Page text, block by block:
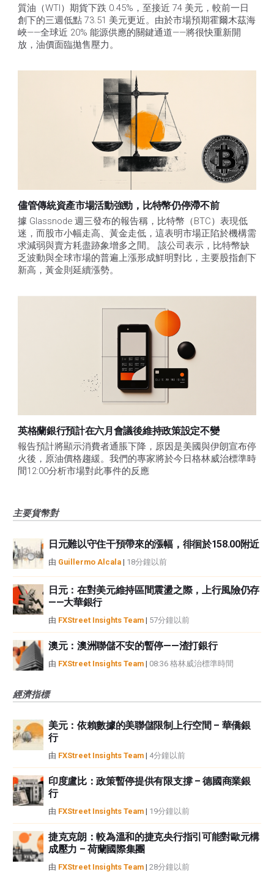
質油（WTI）期貨下跌 0.45%，至接近 74 美元，較前一日
創下的三週低點 73.51 美元更近。由於市場預期霍爾木茲海
峽——全球近 20% 能源供應的關鍵通道——將很快重新開
放，油價面臨拋售壓力。
儘管傳統資產市場活動強勁，比特幣仍停滯不前
據 Glassnode 週三發布的報告稱，比特幣（BTC）表現低
迷，而股市小幅走高、黃金走低，這表明市場正陷於機構需
求減弱與賣方耗盡跡象增多之間。 該公司表示，比特幣缺
乏波動與全球市場的普遍上漲形成鮮明對比，主要股指創下
新高，黃金則延續漲勢。
英格蘭銀行預計在六月會議後維持政策設定不變
報告預計將顯示消費者通脹下降，原因是美國與伊朗宣布停
火後，原油價格趨緩。我們的專家將於今日格林威治標準時
間12:00分析市場對此事件的反應
主要貨幣對
日元難以守住干預帶來的漲幅，徘徊於158.00附近
由 Guillermo Alcala | 18分鐘以前
日元：在對美元維持區間震盪之際，上行風險仍存
——大華銀行
由 FXStreet Insights Team | 57分鐘以前
澳元：澳洲聯儲不安的暫停——渣打銀行
由 FXStreet Insights Team | 08:36 格林威治標準時間
經濟指標
美元：依賴數據的美聯儲限制上行空間 – 華僑銀
行
由 FXStreet Insights Team | 4分鐘以前
印度盧比：政策暫停提供有限支撐 – 德國商業銀
行
由 FXStreet Insights Team | 19分鐘以前
捷克克朗：較為溫和的捷克央行指引可能對歐元構
成壓力 – 荷蘭國際集團
由 FXStreet Insights Team | 28分鐘以前